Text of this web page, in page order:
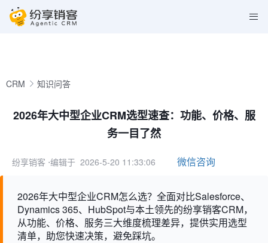
CRM 知识问答
2026年大中型企业CRM选型速查：功能、价格、服
务一目了然
纷享销客 ⋅编辑于 2026-5-20 11:33:06 微信咨询
2026年大中型企业CRM怎么选？全面对比Salesforce、
Dynamics 365、HubSpot与本土领先的纷享销客CRM，
从功能、价格、服务三大维度梳理差异，提供实用选型
清单，助您快速决策，避免踩坑。